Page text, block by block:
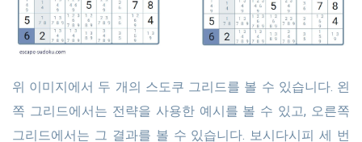
위 이미지에서 두 개의 스도쿠 그리드를 볼 수 있습니다. 왼
쪽 그리드에서는 전략을 사용한 예시를 볼 수 있고, 오른쪽
그리드에서는 그 결과를 볼 수 있습니다. 보시다시피 세 번